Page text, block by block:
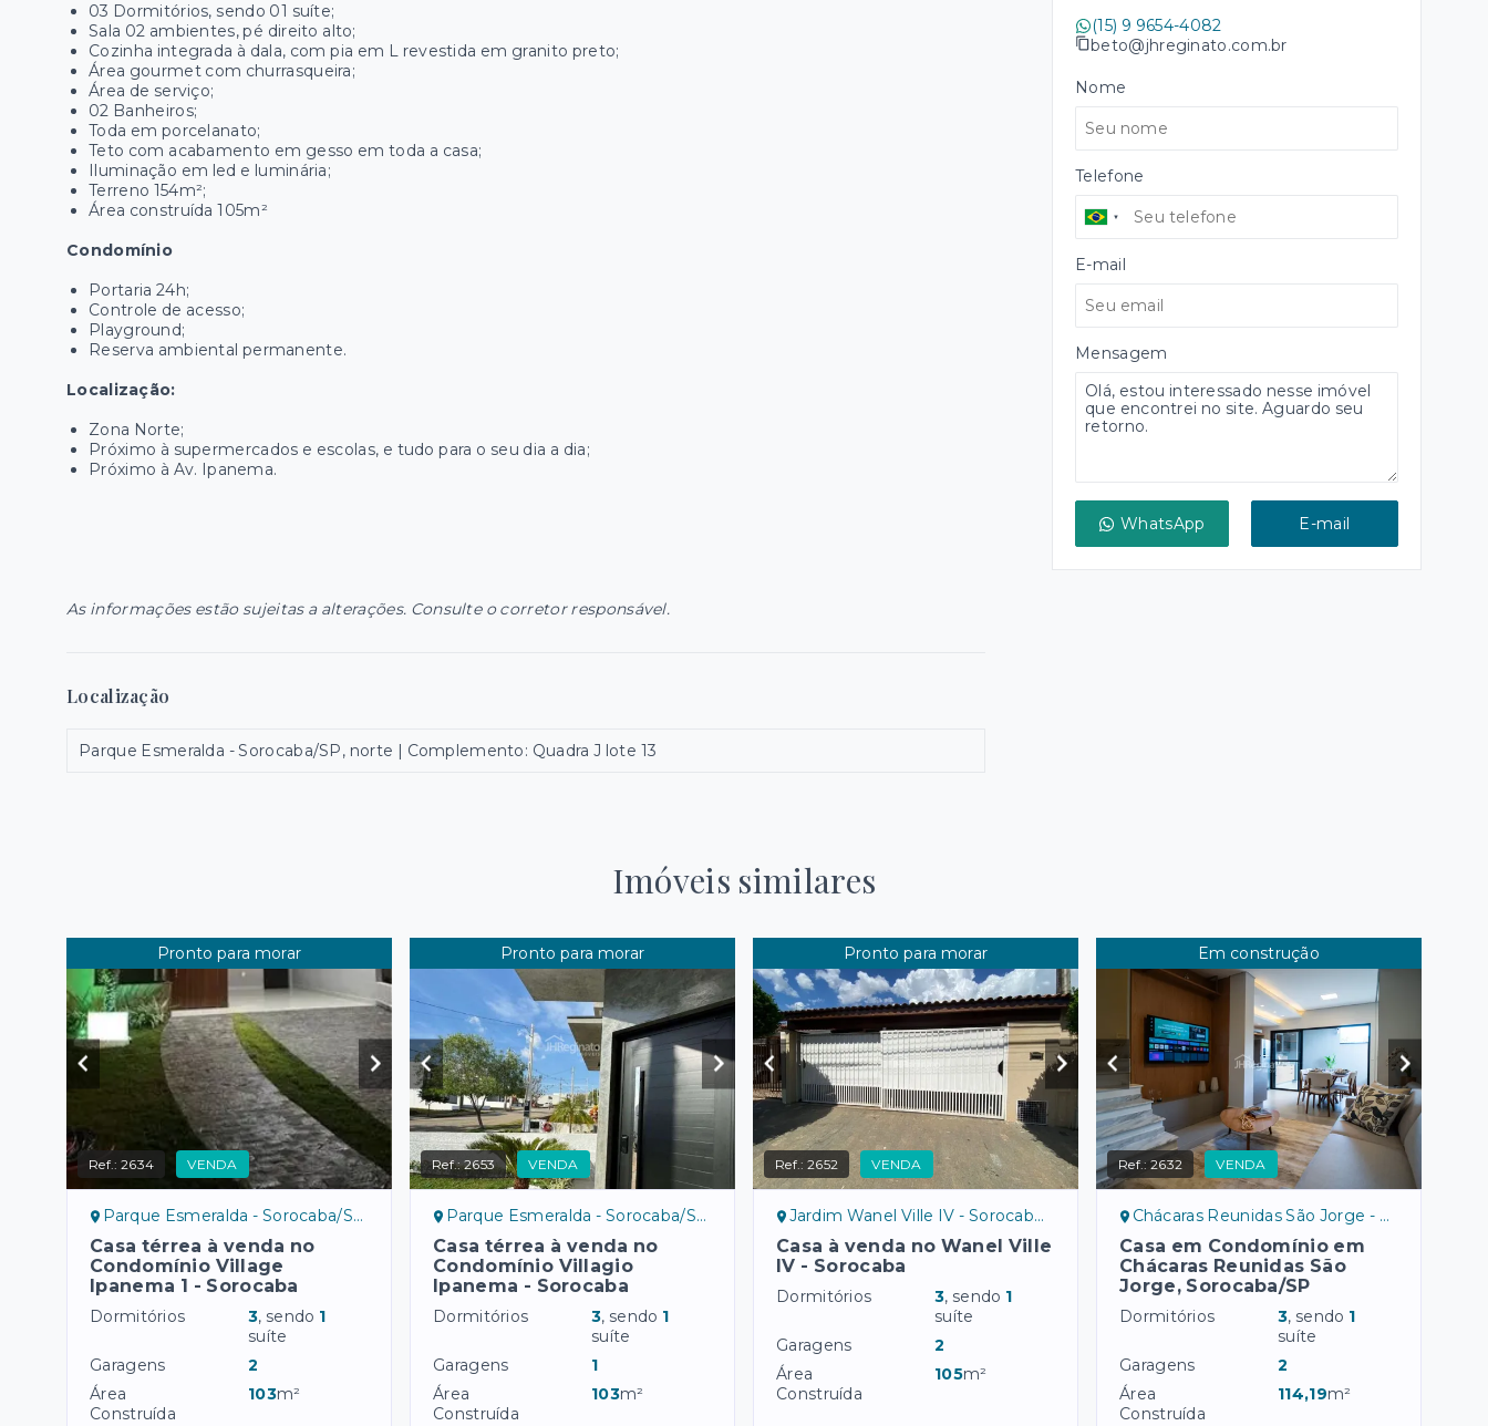
03 Dormitórios, sendo 01 suíte;
Sala 02 ambientes, pé direito alto;
Cozinha integrada à dala, com pia em L revestida em granito preto;
Área gourmet com churrasqueira;
Área de serviço;
02 Banheiros;
Toda em porcelanato;
Teto com acabamento em gesso em toda a casa;
Iluminação em led e luminária;
Terreno 154m²;
Área construída 105m²
Condomínio
Portaria 24h;
Controle de acesso;
Playground;
Reserva ambiental permanente.
Localização:
Zona Norte;
Próximo à supermercados e escolas, e tudo para o seu dia a dia;
Próximo à Av. Ipanema.
As informações estão sujeitas a alterações. Consulte o corretor responsável.
Localização
Parque Esmeralda - Sorocaba/SP, norte | Complemento: Quadra J lote 13
(15) 9 9654-4082
beto@jhreginato.com.br
Nome
Telefone
E-mail
Mensagem
WhatsApp E-mail
Imóveis similares
Pronto para morar
Ref.:2634 VENDA
Parque Esmeralda - Sorocaba/SP, norte
Casa térrea à venda no
Condomínio Village
Ipanema 1 - Sorocaba
Dormitórios 3, sendo 1
suíte
Garagens
2
Área
Construída
103m²
Pronto para morar
Ref.:2653 VENDA
Parque Esmeralda - Sorocaba/SP, norte
Casa térrea à venda no
Condomínio Villagio
Ipanema - Sorocaba
Dormitórios 3, sendo 1
suíte
Garagens
1
Área
Construída
103m²
Pronto para morar
Ref.:2652 VENDA
Jardim Wanel Ville IV - Sorocaba/SP, norte
Casa à venda no Wanel Ville
IV - Sorocaba
Dormitórios 3, sendo 1
suíte
Garagens
2
Área
Construída
105m²
Em construção
Ref.:2632 VENDA
Chácaras Reunidas São Jorge - Sorocaba/SP
Casa em Condomínio em
Chácaras Reunidas São
Jorge, Sorocaba/SP
Dormitórios 3, sendo 1
suíte
Garagens
2
Área
Construída
114,19m²